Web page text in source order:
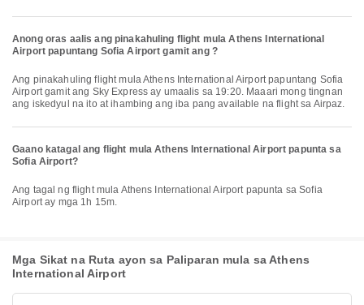
Anong oras aalis ang pinakahuling flight mula Athens International
Airport papuntang Sofia Airport gamit ang ?
Ang pinakahuling flight mula Athens International Airport papuntang Sofia
Airport gamit ang Sky Express ay umaalis sa 19:20. Maaari mong tingnan
ang iskedyul na ito at ihambing ang iba pang available na flight sa Airpaz.
Gaano katagal ang flight mula Athens International Airport papunta sa
Sofia Airport?
Ang tagal ng flight mula Athens International Airport papunta sa Sofia
Airport ay mga 1h 15m.
Mga Sikat na Ruta ayon sa Paliparan mula sa Athens
International Airport